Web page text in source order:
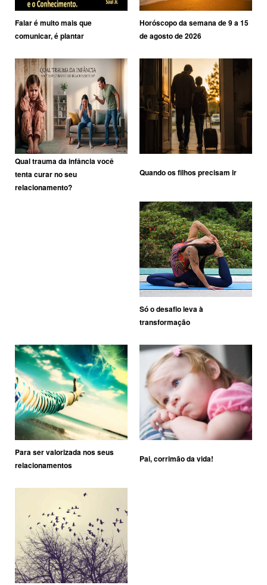
Falar é muito mais que
comunicar, é plantar
Horóscopo da semana de 9 a 15
de agosto de 2026
Qual trauma da infância você
tenta curar no seu
relacionamento?
Quando os filhos precisam ir
Só o desafio leva à
transformação
Para ser valorizada nos seus
relacionamentos
Pai, corrimão da vida!